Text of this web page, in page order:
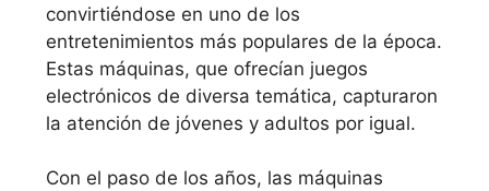
convirtiéndose en uno de los
entretenimientos más populares de la época.
Estas máquinas, que ofrecían juegos
electrónicos de diversa temática, capturaron
la atención de jóvenes y adultos por igual.
Con el paso de los años, las máquinas